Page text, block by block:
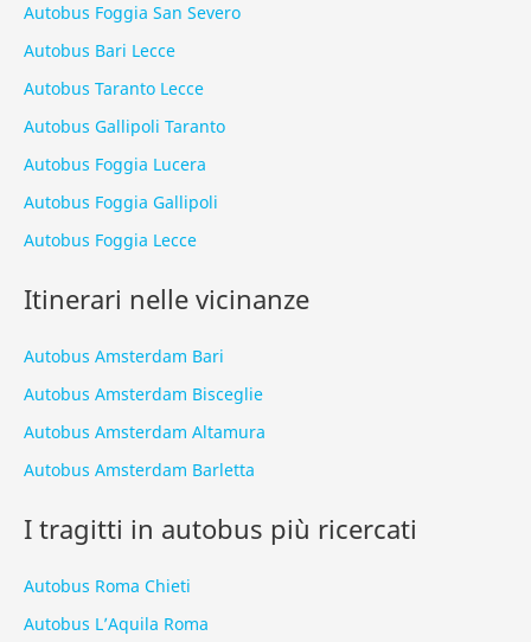
Autobus Foggia San Severo
Autobus Bari Lecce
Autobus Taranto Lecce
Autobus Gallipoli Taranto
Autobus Foggia Lucera
Autobus Foggia Gallipoli
Autobus Foggia Lecce
Itinerari nelle vicinanze
Autobus Amsterdam Bari
Autobus Amsterdam Bisceglie
Autobus Amsterdam Altamura
Autobus Amsterdam Barletta
I tragitti in autobus più ricercati
Autobus Roma Chieti
Autobus L’Aquila Roma